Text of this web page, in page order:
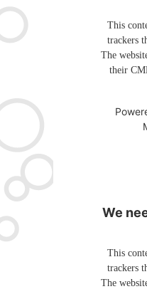
This
trackers
The
their
We
This
trackers
The